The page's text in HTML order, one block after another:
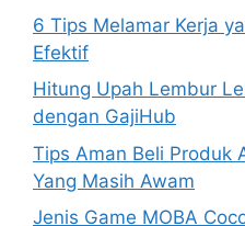
6 Tips Melamar Kerja
Efektif
Hitung Upah Lembur
dengan GajiHub
Tips Aman Beli Produk
Yang Masih Awam
Jenis Game MOBA